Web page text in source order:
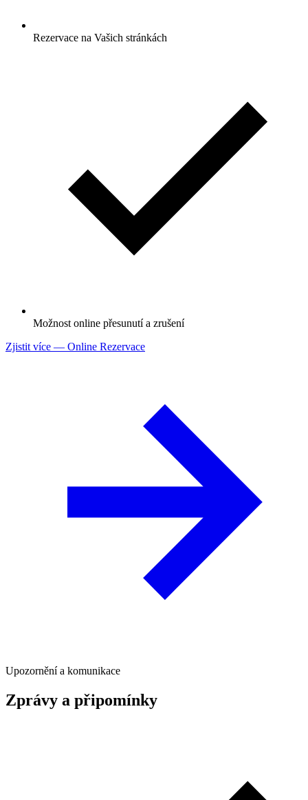
Rezervace na Vašich stránkách
Možnost online přesunutí a zrušení
Zjistit více — Online Rezervace
Upozornění a komunikace
Zprávy a připomínky